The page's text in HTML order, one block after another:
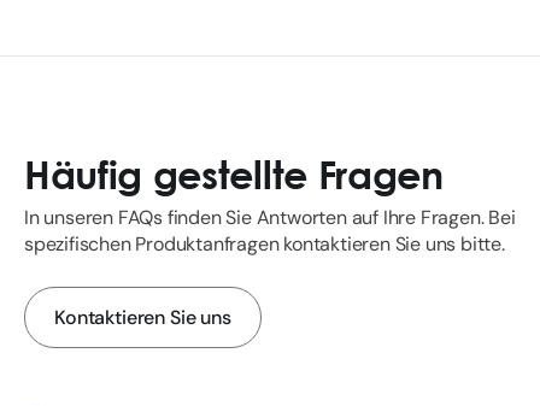
Häufig gestellte Fragen
In unseren FAQs finden Sie Antworten auf Ihre Fragen. Bei
spezifischen Produktanfragen kontaktieren Sie uns bitte.
Kontaktieren Sie uns